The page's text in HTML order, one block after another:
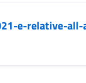
e-relative-